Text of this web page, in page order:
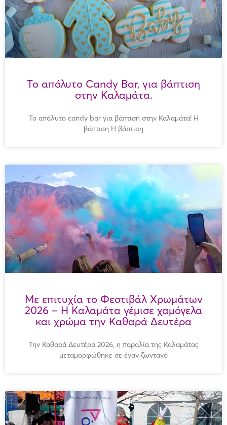
Το απόλυτο Candy Bar, για βάπτιση
στην Καλαμάτα.
Το απόλυτο candy bar για βάπτιση στην Καλαμάτα! Η
βάπτιση Η βάπτιση
Με επιτυχία το Φεστιβάλ Χρωμάτων
2026 – Η Καλαμάτα γέμισε χαμόγελα
και χρώμα την Καθαρά Δευτέρα
Την Καθαρά Δευτέρα 2026, η παραλία της Καλαμάτας
μεταμορφώθηκε σε έναν ζωντανό